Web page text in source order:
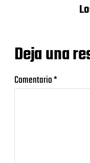
Deja una
Comentario*